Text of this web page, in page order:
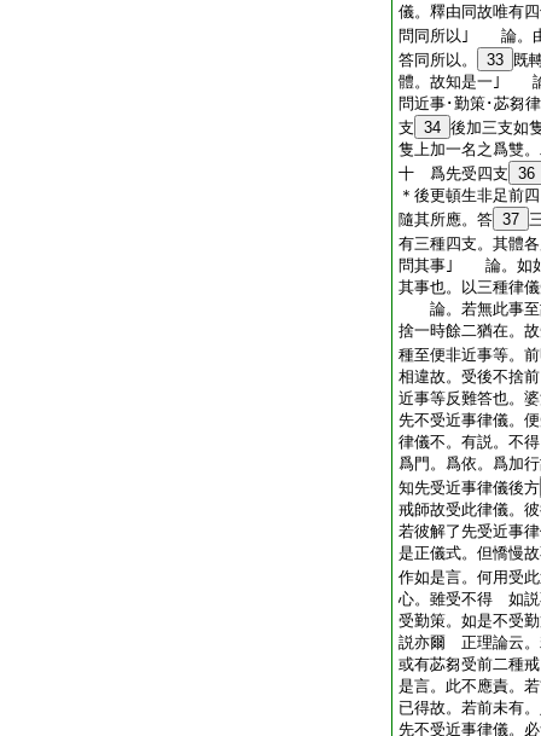
儀。釋由同故唯
問同所以｣ 論。
答同所以。
33 既
體。故知是一｣ 論
問近事･勤策･苾芻
支 34 後加三支如
隻上加一名之爲雙
十 爲先受四支 36
＊後更頓生非足
隨其所應。答 37
有三種四支。其
問其事｣ 論。如如
其事也。以三種律
論。若無此事至
捨一時餘二猶在
種至便非近事等。
相違故。受後不捨
近事等反難答也。
先不受近事律儀。
律儀不。有説。不
爲門。爲依。爲加
知先受近事律儀後方
戒師故受此律儀。
若彼解了先受近事
是正儀式。但憍慢
作如是言。何用受
心。雖受不得 如説
受勤策。如是不受
説亦爾 正理論云。
或有苾芻受前二種
是言。此不應責。
已得故。若前未有
先不受近事律儀。